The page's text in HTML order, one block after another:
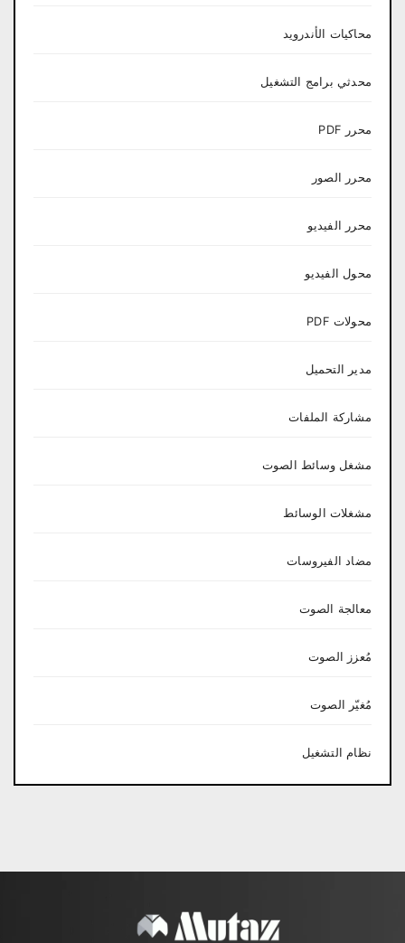
محاكيات الأندرويد
محدثي برامج التشغيل
محرر PDF
محرر الصور
محرر الفيديو
محول الفيديو
محولات PDF
مدير التحميل
مشاركة الملفات
مشغل وسائط الصوت
مشغلات الوسائط
مضاد الفيروسات
معالجة الصوت
مُعزز الصوت
مُغيّر الصوت
نظام التشغيل